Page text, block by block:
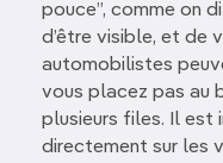
pouce”, comme on
d’être visible, et de
automobilistes
vous placez pas au
plusieurs files. Il est
directement sur les